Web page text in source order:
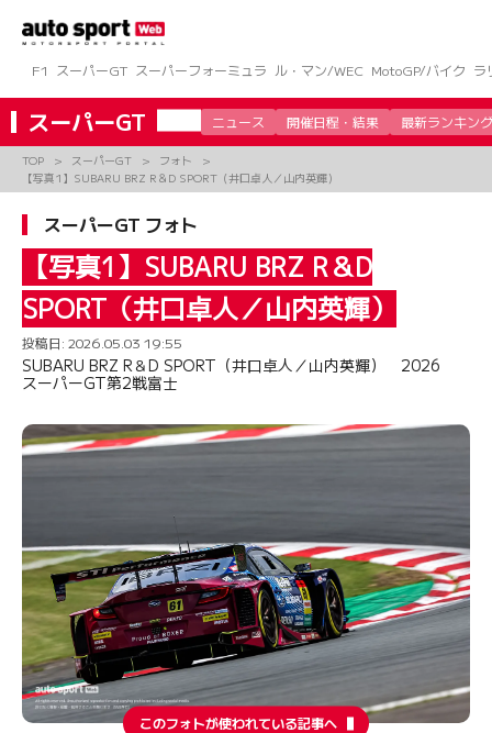
ツ
へ
ス
キ
プ
F1 スーパーGT スーパーフォーミュラ ル・マン/WEC MotoGP/バイク ラ
スーパーGT ニュース 開催日程・結果 最新ランキング
TOP スーパーGT
フォト
【写真1】SUBARU BRZ R＆D SPORT（井口卓人／山内英輝）
スーパーGT フォト
【写真1】SUBARU BRZ R＆D
SPORT（井口卓人／山内英輝）
投稿日: 2026.05.03 19:55
SUBARU BRZ R＆D SPORT（井口卓人／山内英輝） 2026
スーパーGT第2戦富士
このフォトが使われている記事へ